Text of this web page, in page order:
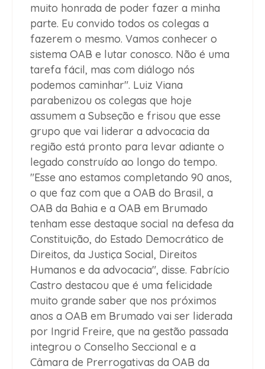
muito honrada de poder fazer a minha
parte. Eu convido todos os colegas a
fazerem o mesmo. Vamos conhecer o
sistema OAB e lutar conosco. Não é uma
tarefa fácil, mas com diálogo nós
podemos caminhar". Luiz Viana
parabenizou os colegas que hoje
assumem a Subseção e frisou que esse
grupo que vai liderar a advocacia da
região está pronto para levar adiante o
legado construído ao longo do tempo.
"Esse ano estamos completando 90 anos,
o que faz com que a OAB do Brasil, a
OAB da Bahia e a OAB em Brumado
tenham esse destaque social na defesa da
Constituição, do Estado Democrático de
Direitos, da Justiça Social, Direitos
Humanos e da advocacia", disse. Fabrício
Castro destacou que é uma felicidade
muito grande saber que nos próximos
anos a OAB em Brumado vai ser liderada
por Ingrid Freire, que na gestão passada
integrou o Conselho Seccional e a
Câmara de Prerrogativas da OAB da